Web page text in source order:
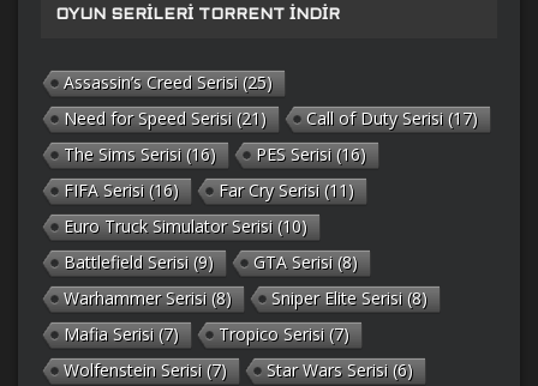
OYUN SERILERI TORRENT İNDIR
Assassin’s Creed Serisi (25)
Need for Speed Serisi (21) Call of Duty Serisi (17)
The Sims Serisi (16) PES Serisi (16)
FIFA Serisi (16) Far Cry Serisi (11)
Euro Truck Simulator Serisi (10)
Battlefield Serisi (9) GTA Serisi (8)
Warhammer Serisi (8) Sniper Elite Serisi (8)
Mafia Serisi (7) Tropico Serisi (7)
Wolfenstein Serisi (7) Star Wars Serisi (6)